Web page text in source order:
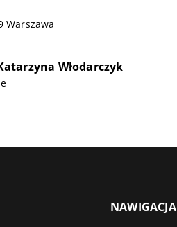
Warszawa
Katarzyna Włodarczyk
NAWIGACJA